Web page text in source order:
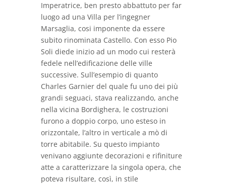
Imperatrice, ben presto abbattuto per far
luogo ad una Villa per l’ingegner
Marsaglia, cosi imponente da essere
subito rinominata Castello. Con esso Pio
Soli diede inizio ad un modo cui resterà
fedele nell’edificazione delle ville
successive. Sull’esempio di quanto
Charles Garnier del quale fu uno dei più
grandi seguaci, stava realizzando, anche
nella vicina Bordighera, le costruzioni
furono a doppio corpo, uno esteso in
orizzontale, l’altro in verticale a mò di
torre abitabile. Su questo impianto
venivano aggiunte decorazioni e rifiniture
atte a caratterizzare la singola opera, che
poteva risultare, così, in stile